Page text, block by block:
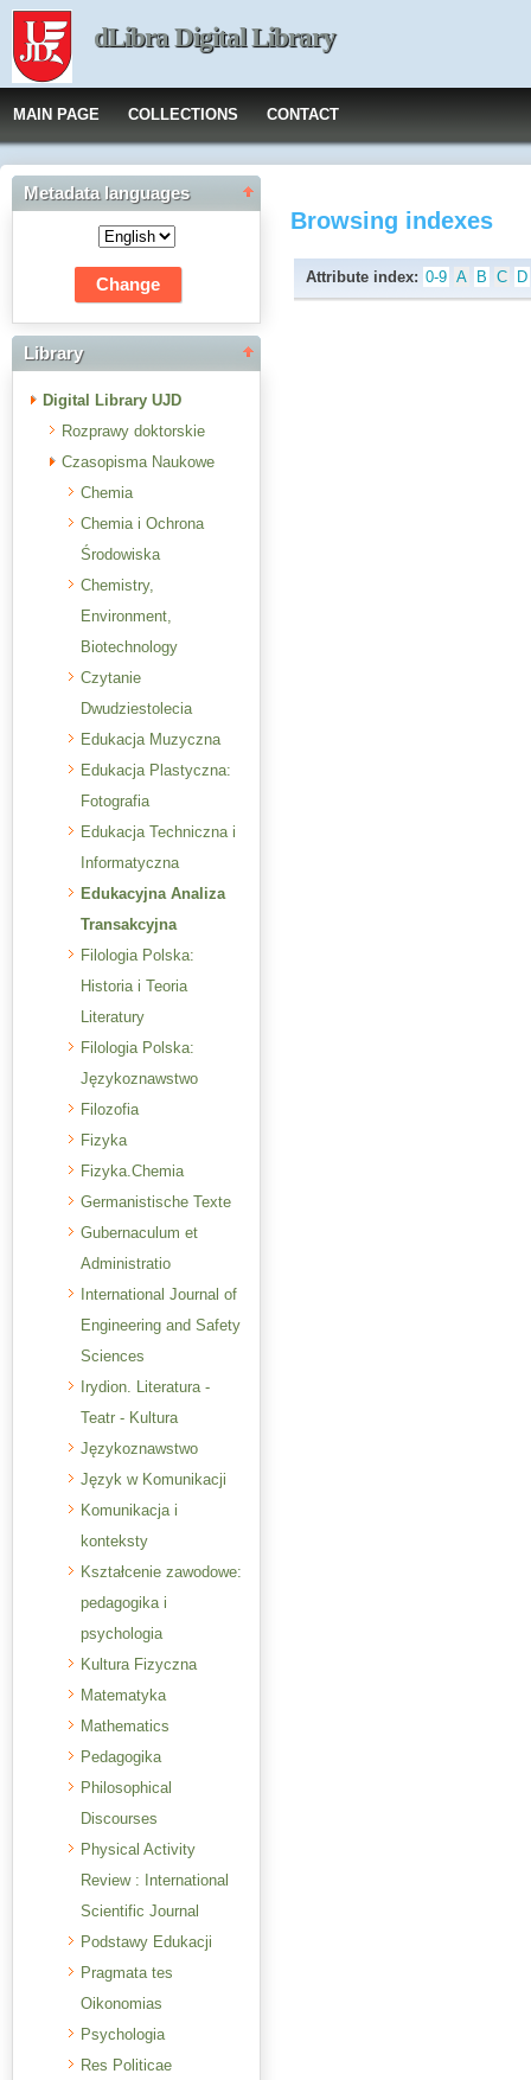
dLibra Digital Library
MAIN PAGE COLLECTIONS CONTACT
Metadata languages
Library
Digital Library UJD
Rozprawy doktorskie
Czasopisma Naukowe
Chemia
Chemia i Ochrona
Środowiska
Chemistry,
Environment,
Biotechnology
Czytanie
Dwudziestolecia
Edukacja Muzyczna
Edukacja Plastyczna:
Fotografia
Edukacja Techniczna i
Informatyczna
Edukacyjna Analiza
Transakcyjna
Filologia Polska:
Historia i Teoria
Literatury
Filologia Polska:
Językoznawstwo
Filozofia
Fizyka
Fizyka.Chemia
Germanistische Texte
Gubernaculum et
Administratio
International Journal of
Engineering and Safety
Sciences
Irydion. Literatura -
Teatr - Kultura
Językoznawstwo
Język w Komunikacji
Komunikacja i
konteksty
Kształcenie zawodowe:
pedagogika i
psychologia
Kultura Fizyczna
Matematyka
Mathematics
Pedagogika
Philosophical
Discourses
Physical Activity
Review : International
Scientific Journal
Podstawy Edukacji
Pragmata tes
Oikonomias
Psychologia
Res Politicae
Browsing indexes
Attribute index: 0-9 A B C D